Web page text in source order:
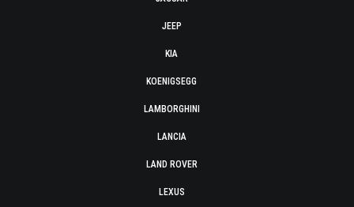
JEEP
KIA
KOENIGSEGG
LAMBORGHINI
LANCIA
LAND ROVER
LEXUS